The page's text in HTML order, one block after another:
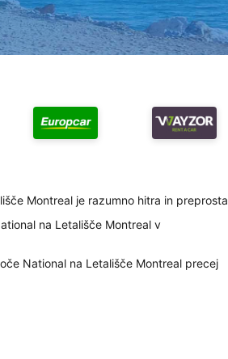
Montreal je razumno hitra in preprosta
na Letališče Montreal v
National na Letališče Montreal precej